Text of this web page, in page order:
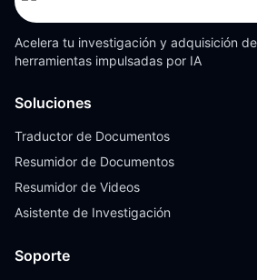
Acelera tu investigación y adquisición
herramientas impulsadas por IA
Soluciones
Traductor de Documentos
Resumidor de Documentos
Resumidor de Videos
Asistente de Investigación
Soporte